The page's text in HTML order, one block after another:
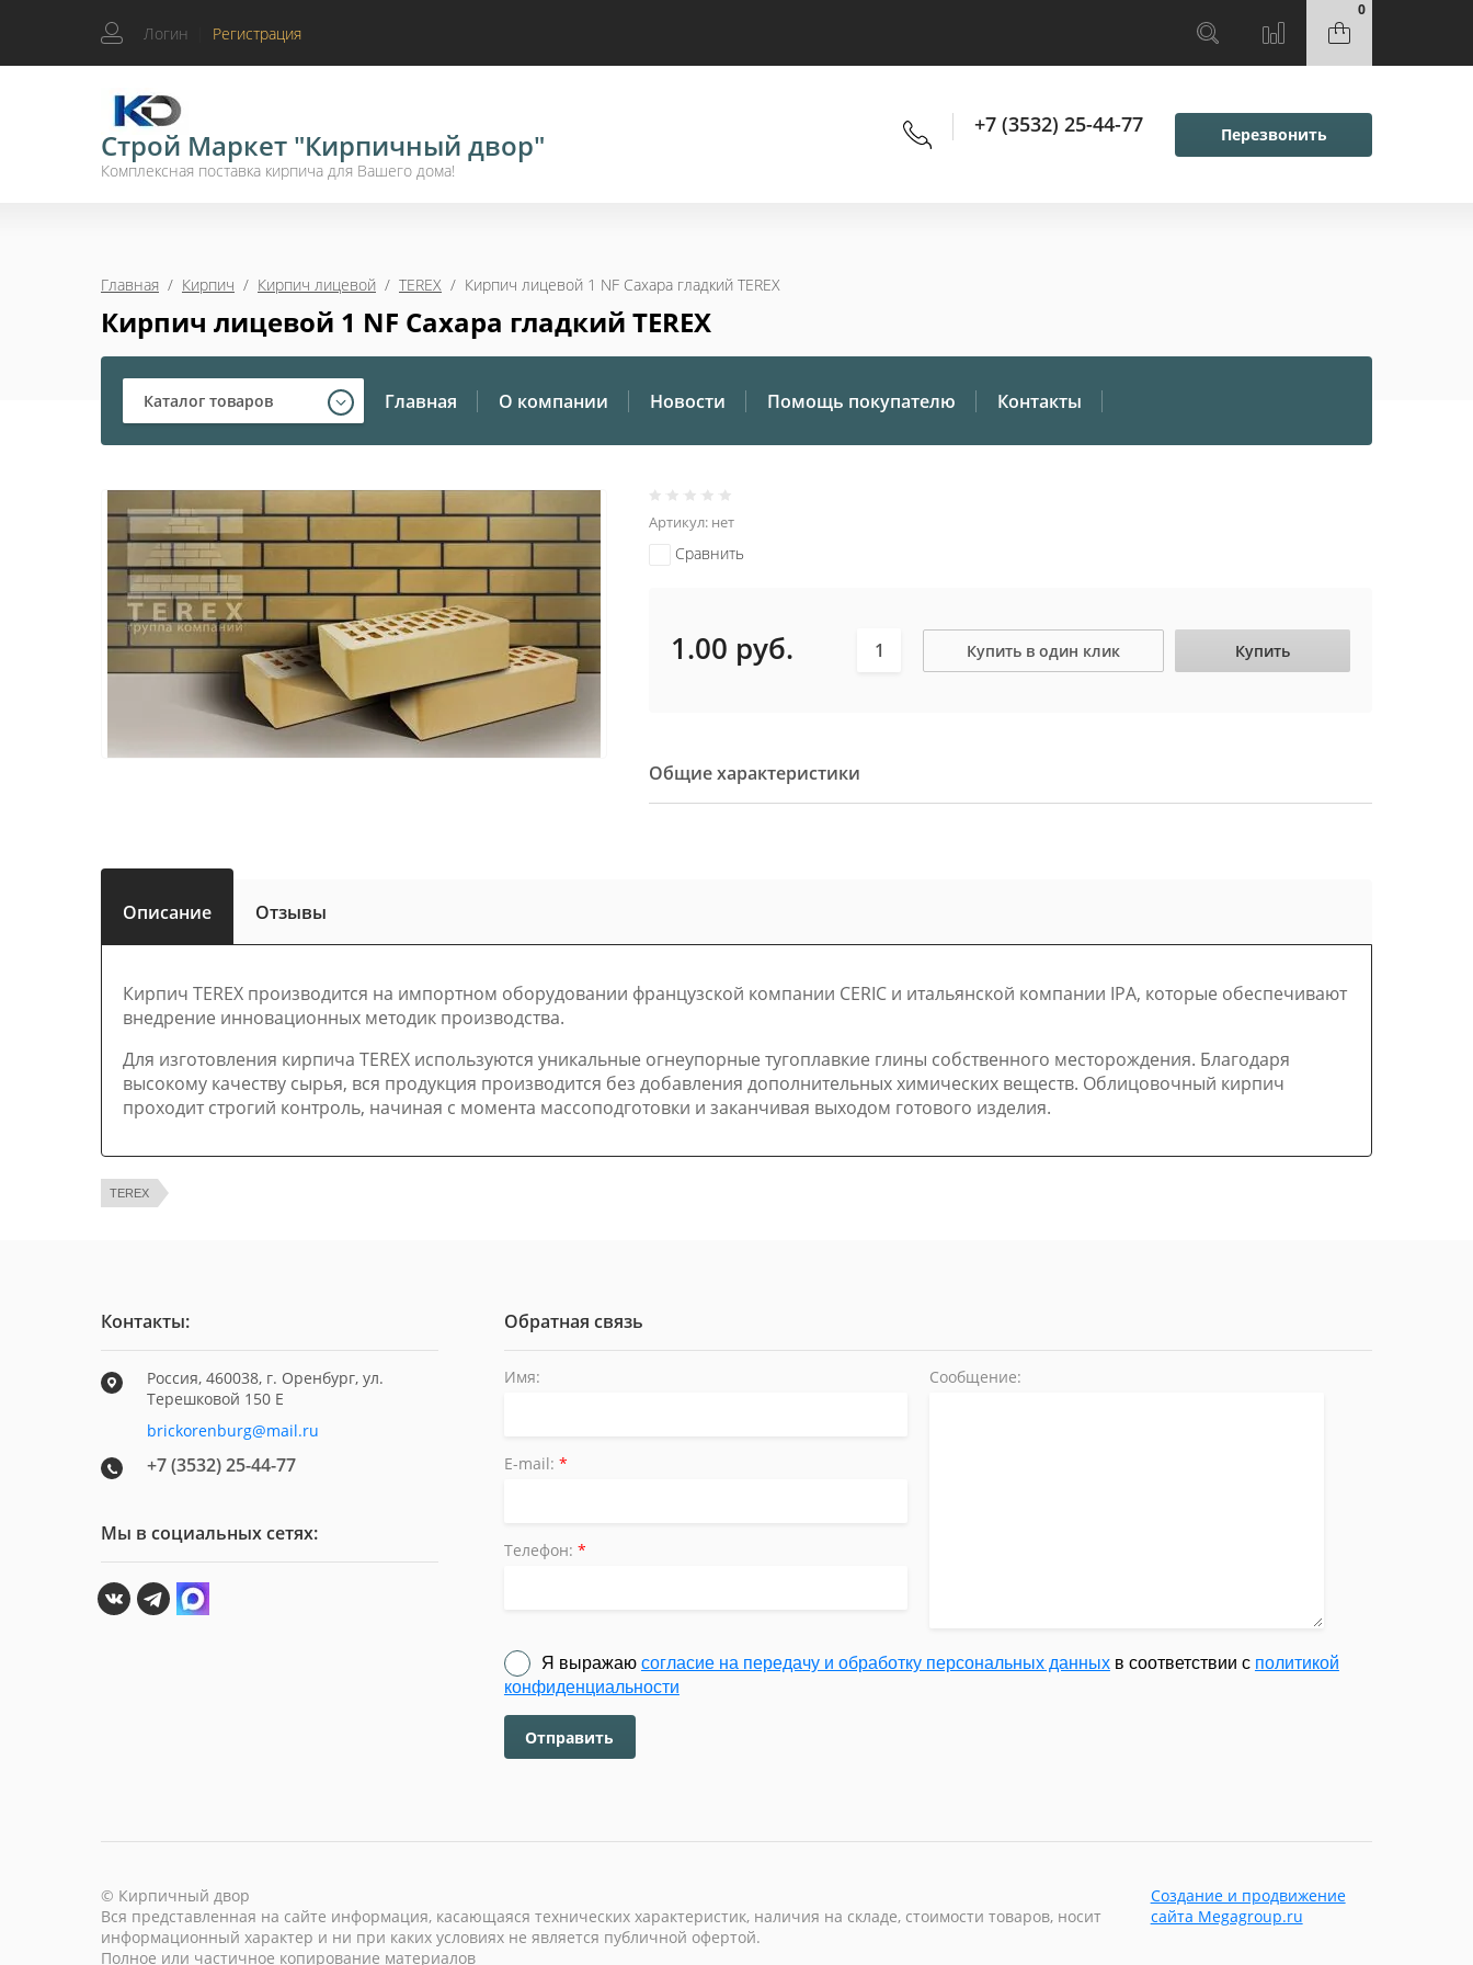
Логин Регистрация
0
Строй Маркет "Кирпичный двор"
Комплексная поставка кирпича для Вашего дома!
+7 (3532) 25-44-77 Перезвонить
Главная
  /
Кирпич
  /
Кирпич лицевой
  /
TEREX
  /  Кирпич лицевой 1 NF Сахара гладкий TEREX
Кирпич лицевой 1 NF Сахара гладкий TEREX
Каталог товаров Главная О компании Новости Помощь покупателю Контакты
Артикул: нет
Сравнить
1.00 руб. Купить в один клик Купить
Общие характеристики
Описание Отзывы
Кирпич TEREX производится на импортном оборудовании французской компании CERIC и итальянской компании IPA, которые обеспечивают
внедрение инновационных методик производства.
Для изготовления кирпича TEREX используются уникальные огнеупорные тугоплавкие глины собственного месторождения. Благодаря
высокому качеству сырья, вся продукция производится без добавления дополнительных химических веществ. Облицовочный кирпич
проходит строгий контроль, начиная с момента массоподготовки и заканчивая выходом готового изделия.
TEREX
Контакты:
Россия, 460038, г. Оренбург, ул.
Терешковой 150 Е
brickorenburg@mail.ru
+7 (3532) 25-44-77
Мы в социальных сетях:
Обратная связь
Имя:
E-mail: *
Телефон: *
Сообщение:
Я выражаю согласие на передачу и обработку персональных данныхв соответствии с политикой
конфиденциальности
Отправить
© Кирпичный двор
Вся представленная на сайте информация, касающаяся технических характеристик, наличия на складе, стоимости товаров, носит
информационный характер и ни при каких условиях не является публичной офертой.
Полное или частичное копирование материалов
Создание и продвижение
сайта Megagroup.ru